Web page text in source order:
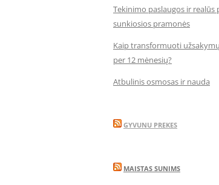
Tekinimo paslaugos ir realūs
sunkiosios pramonės
Kaip transformuoti
per 12 mėnesių?
Atbulinis osmosas ir nauda
GYVUNU PREKES
MAISTAS SUNIMS